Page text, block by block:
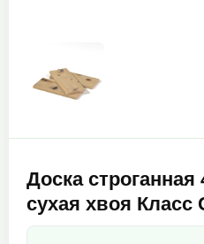
Доска строганная
сухая хвоя Класс